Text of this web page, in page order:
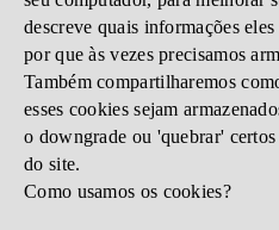
descreve quais informações
por que às vezes precisamos
Também compartilharemos
esses cookies sejam
o downgrade ou 'quebrar'
do site.
Como usamos os cookies?